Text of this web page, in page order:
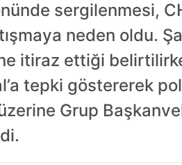
sergilenmesi,
neden oldu.
itiraz ettiği
tepki göstererek
Grup